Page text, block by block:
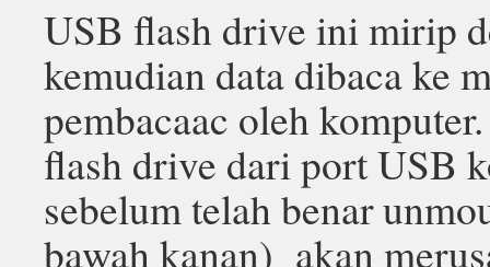
USB flash drive ini mirip
kemudian data dibaca ke
pembacaac oleh
flash drive dari port USB
sebelum telah benar
bawah kanan) akan